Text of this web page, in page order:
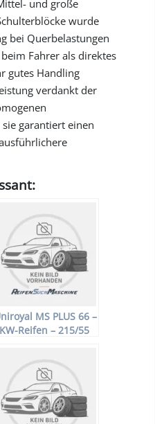
und große
wurde
bei Querbelastungen
Fahrer als direktes
gutes Handling
verdankt der
garantiert einen
MS PLUS 66 –
Reifen – 215/55
Winterreifen